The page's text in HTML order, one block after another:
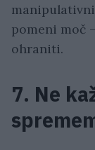
pomeni moč
ohraniti.
7. Ne